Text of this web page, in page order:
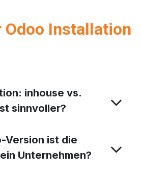
Odoo Installation
inhouse vs.
sinnvoller?
Version ist die
Unternehmen?